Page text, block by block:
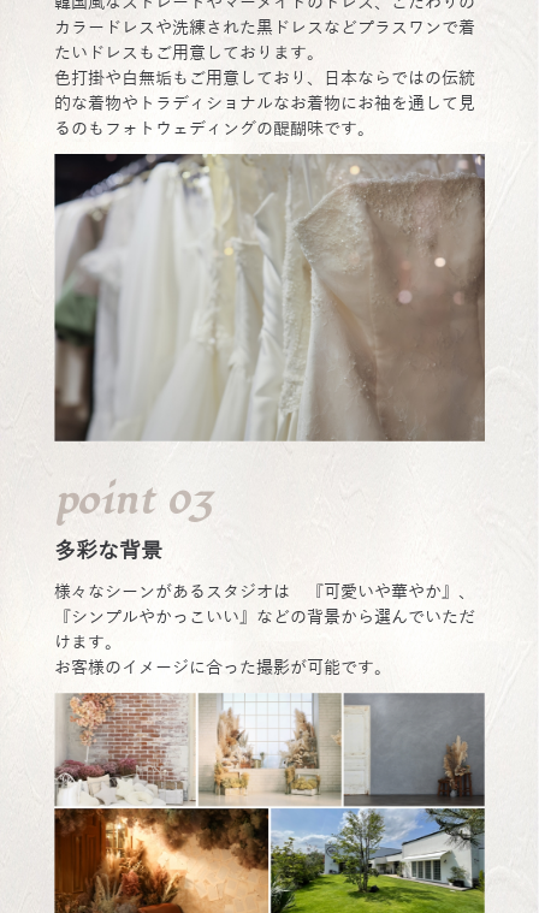
カラードレスや洗練された黒ドレスなどプラスワンで着
たいドレスもご用意しております。
色打掛や白無垢もご用意しており、日本ならではの伝統
的な着物やトラディショナルなお着物にお袖を通して見
るのもフォトウェディングの醍醐味です。
point 03
多彩な背景
様々なシーンがあるスタジオは 『可愛いや華やか』、
『シンプルやかっこいい』などの背景から選んでいただ
けます。
お客様のイメージに合った撮影が可能です。